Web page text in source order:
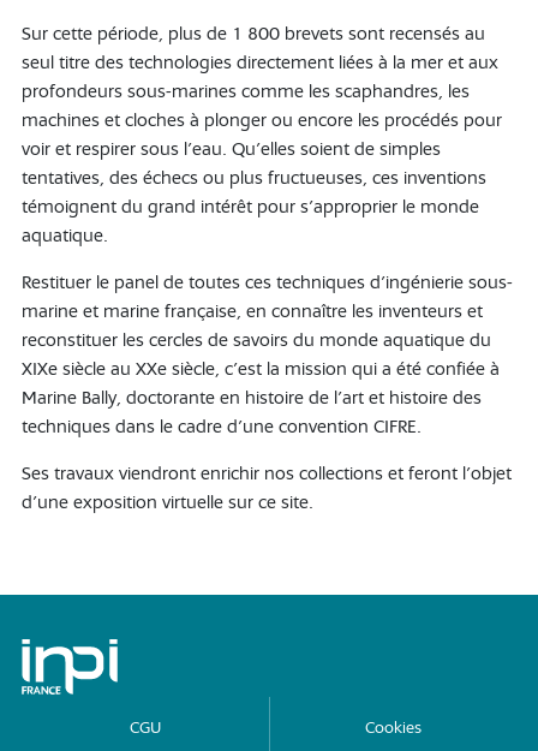
Sur cette période, plus de 1 800 brevets sont recensés au
seul titre des technologies directement liées à la mer et aux
profondeurs sous-marines comme les scaphandres, les
machines et cloches à plonger ou encore les procédés pour
voir et respirer sous l’eau. Qu’elles soient de simples
tentatives, des échecs ou plus fructueuses, ces inventions
témoignent du grand intérêt pour s’approprier le monde
aquatique.
Restituer le panel de toutes ces techniques d'ingénierie sous-
marine et marine française, en connaître les inventeurs et
reconstituer les cercles de savoirs du monde aquatique du
XIXe siècle au XXe siècle, c'est la mission qui a été confiée à
Marine Bally, doctorante en histoire de l’art et histoire des
techniques dans le cadre d’une convention CIFRE.
Ses travaux viendront enrichir nos collections et feront l'objet
d'une exposition virtuelle sur ce site.
Archives de l'INPI
CGU Cookies